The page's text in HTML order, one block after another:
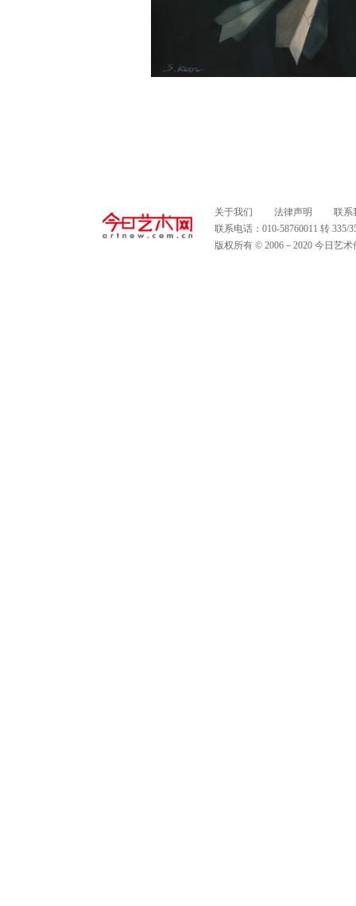
关于我们 法律声明
联系
联系电话：010-58760011 转
版权所有 © 2006－2020 今日艺